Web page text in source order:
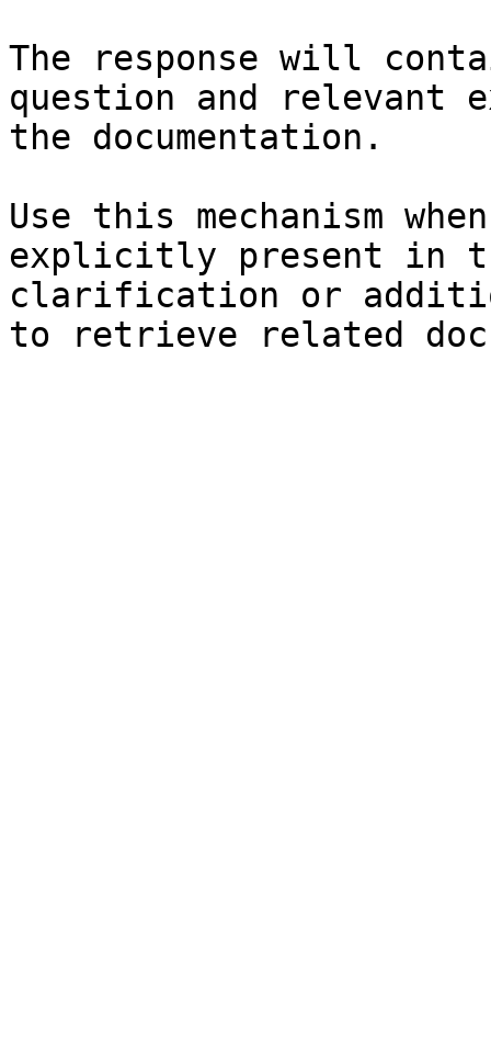
The response will
question and relevant
the documentation.
Use this mechanism
explicitly present in
clarification or